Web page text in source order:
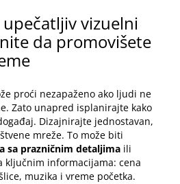
vizuelni
da promovišete
proći nezapaženo ako ljudi ne
Zato unapred isplanirajte kako
Dizajnirajte jednostavan,
mreže. To može biti
sa prazničnim detaljima ili
ključnim informacijama: cena
muzika i vreme početka.